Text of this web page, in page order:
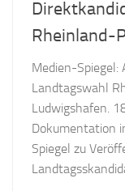
Rheinland-
Medien-Spiegel:
Landtagswahl
Ludwigshafen.
Dokumentation
Spiegel zu